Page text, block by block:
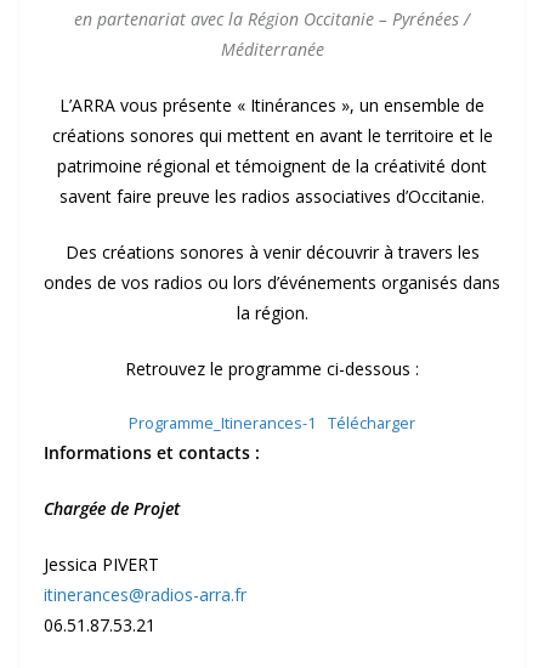
en partenariat avec la Région Occitanie – Pyrénées /
Méditerranée
L’ARRA vous présente « Itinérances », un ensemble de
créations sonores qui mettent en avant le territoire et le
patrimoine régional et témoignent de la créativité dont
savent faire preuve les radios associatives d’Occitanie.
Des créations sonores à venir découvrir à travers les
ondes de vos radios ou lors d’événements organisés dans
la région.
Retrouvez le programme ci-dessous :
Programme_Itinerances-1 Télécharger
Informations et contacts :
Chargée de Projet
Jessica PIVERT
itinerances@radios-arra.fr
06.51.87.53.21